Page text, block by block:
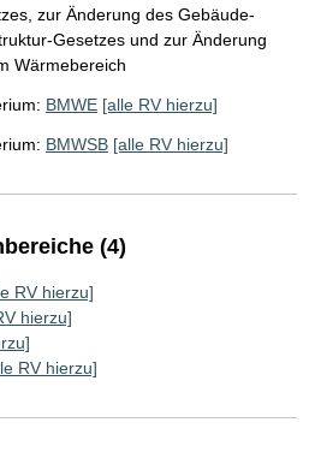
zur Änderung des Gebäude-
Gesetzes und zur Änderung
Wärmebereich
BMWE [alle RV hierzu]
BMWSB [alle RV hierzu]
(4)
RV hierzu]
hierzu]
RV hierzu]